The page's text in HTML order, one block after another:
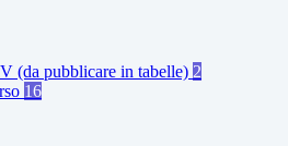
(da pubblicare in tabelle) 2
16